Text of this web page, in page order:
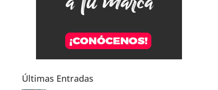
Últimas Entradas